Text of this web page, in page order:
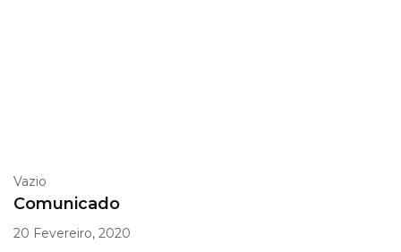
Vazio
Comunicado
20 Fevereiro, 2020